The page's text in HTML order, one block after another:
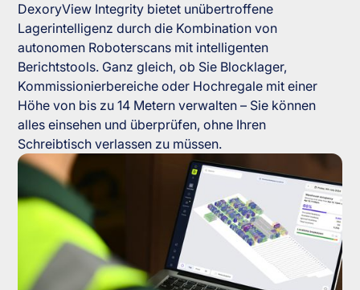
DexoryView Integrity bietet unübertroffene
Lagerintelligenz durch die Kombination von
autonomen Roboterscans mit intelligenten
Berichtstools. Ganz gleich, ob Sie Blocklager,
Kommissionierbereiche oder Hochregale mit einer
Höhe von bis zu 14 Metern verwalten – Sie können
alles einsehen und überprüfen, ohne Ihren
Schreibtisch verlassen zu müssen.